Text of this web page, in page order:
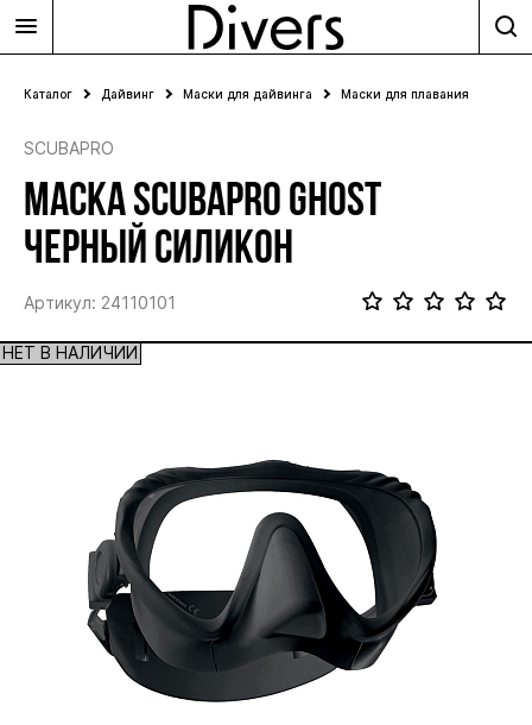
Каталог Дайвинг Маски для дайвинга Маски для плавания
SCUBAPRO
МАСКА SCUBAPRO GHOST
ЧЕРНЫЙ СИЛИКОН
Артикул: 24110101
НЕТ В НАЛИЧИИ